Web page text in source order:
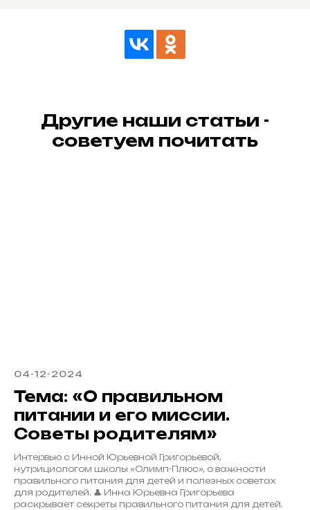
Другие наши статьи -
советуем почитать
04-12-2024
Тема: «О правильном
питании и его миссии.
Советы родителям»
Интервью с Инной Юрьевной Григорьевой,
нутрициологом школы «Олимп-Плюс», о важности
правильного питания для детей и полезных советах
для родителей. 👤 Инна Юрьевна Григорьева
раскрывает секреты правильного питания для детей.